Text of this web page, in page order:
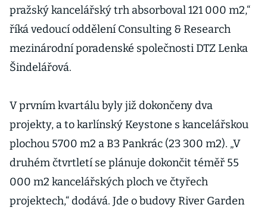
pražský kancelářský trh absorboval 121 000 m2,“
říká vedoucí oddělení Consulting & Research
mezinárodní poradenské společnosti DTZ Lenka
Šindelářová.
V prvním kvartálu byly již dokončeny dva
projekty, a to karlínský Keystone s kancelářskou
plochou 5700 m2 a B3 Pankrác (23 300 m2). „V
druhém čtvrtletí se plánuje dokončit téměř 55
000 m2 kancelářských ploch ve čtyřech
projektech,“ dodává. Jde o budovy River Garden